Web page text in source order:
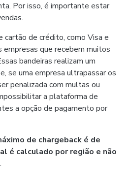
Por isso, é importante estar
cartão de crédito, como Visa e
empresas que recebem muitos
bandeiras realizam um
se uma empresa ultrapassar os
penalizada com multas ou
a plataforma de
a opção de pagamento por
de chargeback é de
é calculado por região e não
.